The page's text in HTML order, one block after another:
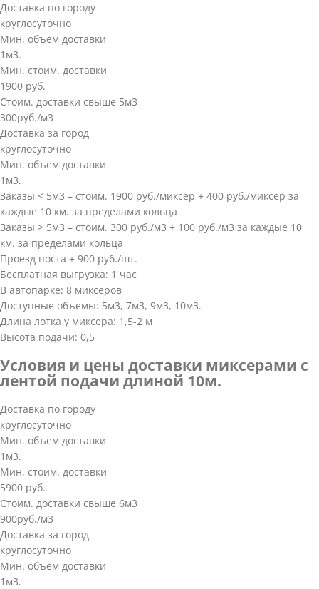
Доставка по городу
круглосуточно
Мин. объем доставки
1м3.
Мин. стоим. доставки
1900 руб.
Стоим. доставки свыше 5м3
300руб./м3
Доставка за город
круглосуточно
Мин. объем доставки
1м3.
Заказы < 5м3 – стоим. 1900 руб./миксер + 400 руб./миксер за
каждые 10 км. за пределами кольца
Заказы > 5м3 – стоим. 300 руб./м3 + 100 руб./м3 за каждые 10
км. за пределами кольца
Проезд поста + 900 руб./шт.
Бесплатная выгрузка: 1 час
В автопарке: 8 миксеров
Доступные объемы: 5м3, 7м3, 9м3, 10м3.
Длина лотка у миксера: 1,5-2 м
Высота подачи: 0,5
Условия и цены доставки миксерами с
лентой подачи длиной 10м.
Доставка по городу
круглосуточно
Мин. объем доставки
1м3.
Мин. стоим. доставки
5900 руб.
Стоим. доставки свыше 6м3
900руб./м3
Доставка за город
круглосуточно
Мин. объем доставки
1м3.